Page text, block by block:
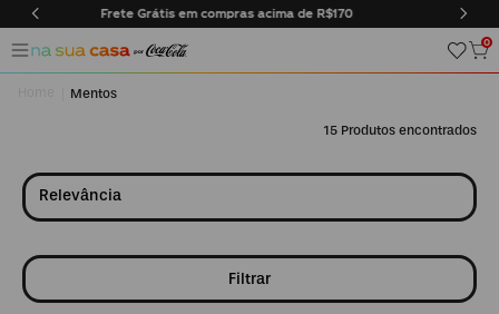
Entregas somente na cidade do Rio de Janeiro
0
Mentos
15
Filtrar
Relevância